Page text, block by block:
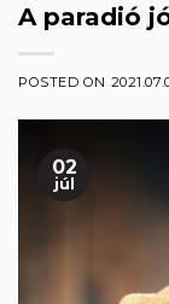
A paradió
POSTED ON
02
júl